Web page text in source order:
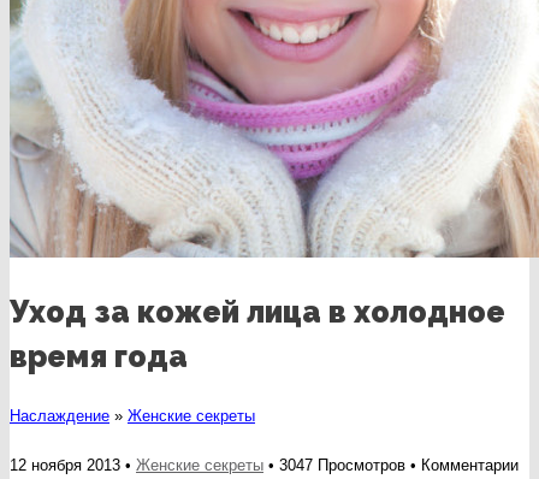
Уход за кожей лица в холодное
время года
Наслаждение » Женские секреты
12 ноября 2013 • Женские секреты • 3047 Просмотров • Комментариик